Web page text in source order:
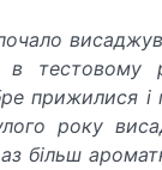
в тестовому
прижилися
року
більш